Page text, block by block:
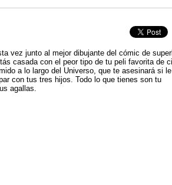
vez junto al mejor dibujante del cómic de
casada con el peor tipo de tu peli favorita de
a lo largo del Universo, que te asesinará si le
con tus tres hijos. Todo lo que tienes son tu
agallas.